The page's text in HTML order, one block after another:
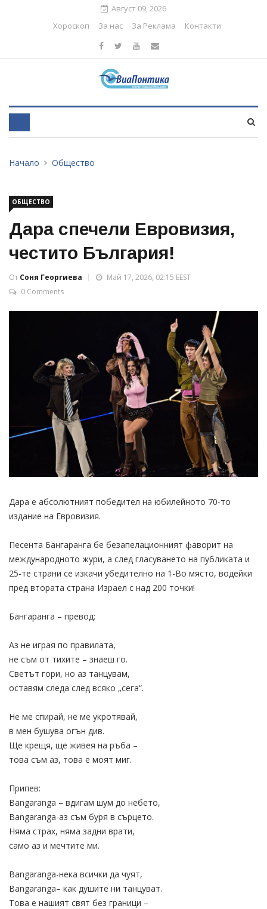
Август 09, 2026
Хороскоп
За нас За Реклама Контакти
Начало Общество
ОБЩЕСТВО
Дара спечели Евровизия,
честито България!
От Соня Георгиева
Май 17, 2026, 02:15 EEST
0 Comments
Дара е абсолютният победител на юбилейното 70-то
издание на Евровизия.
Песента Бангаранга бе безапелационният фаворит на
международното жури, а след гласуването на публиката и
25-те страни се изкачи убедително на 1-Во място, водейки
пред втората страна Израел с над 200 точки!
Бангаранга – превод:
Аз не играя по правилата,
не съм от тихите – знаеш го.
Светът гори, но аз танцувам,
оставям следа след всяко „сега“.
Не ме спирай, не ме укротявай,
в мен бушува огън див.
Ще крещя, ще живея на ръба –
това съм аз, това е моят миг.
Припев:
Bangaranga – вдигам шум до небето,
Bangaranga-аз съм буря в сърцето.
Няма страх, няма задни врати,
само аз и мечтите ми.
Bangaranga-нека всички да чуят,
Bangaranga– как душите ни танцуват.
Това е нашият свят без граници –